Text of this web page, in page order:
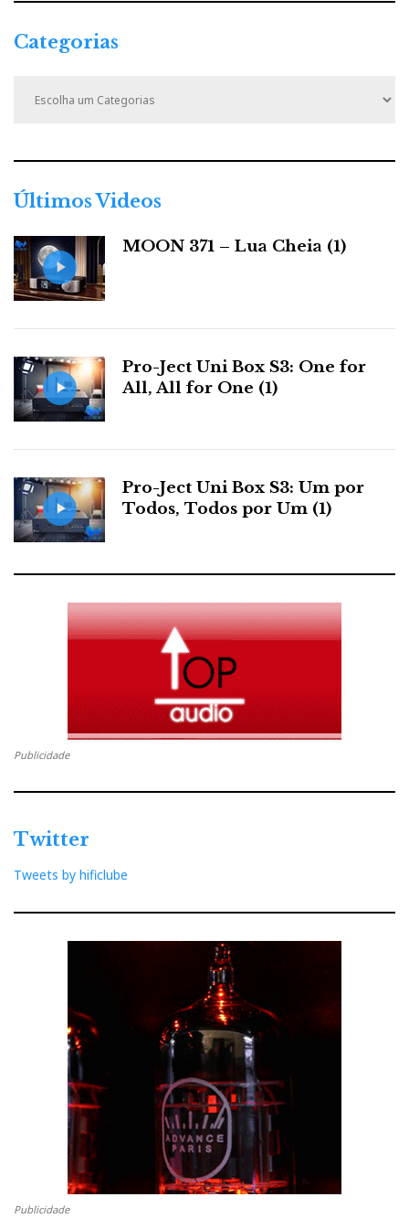
Categorias
r
i
s
Últimos Videos
MOON 371 – Lua Cheia (1)
Pro-Ject Uni Box S3: One for
All, All for One (1)
Pro-Ject Uni Box S3: Um por
Todos, Todos por Um (1)
Publicidade
Twitter
Tweets by hificlube
Publicidade